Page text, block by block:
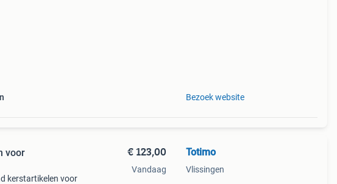
Bezoek website
voor
kerstartikelen voor
€ 123,00
Vandaag
Totimo
Vlissingen